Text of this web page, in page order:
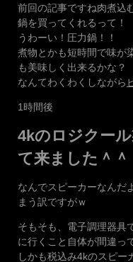
前回の記事ですね肉煮込
鍋を買ってくれるって！
うわーい！圧力鍋！！
煮物とかも短時間で味が
も美味しく出来るかな？
なんてわくわくしながら
1時間後
4kのロジクー
て来ました＾＾
なんでスピーカーなんだ
まう訳ですがｗ
そもそも、電子調理器具
に行くこと自体が間違っ
しかも税込み4kのスピー